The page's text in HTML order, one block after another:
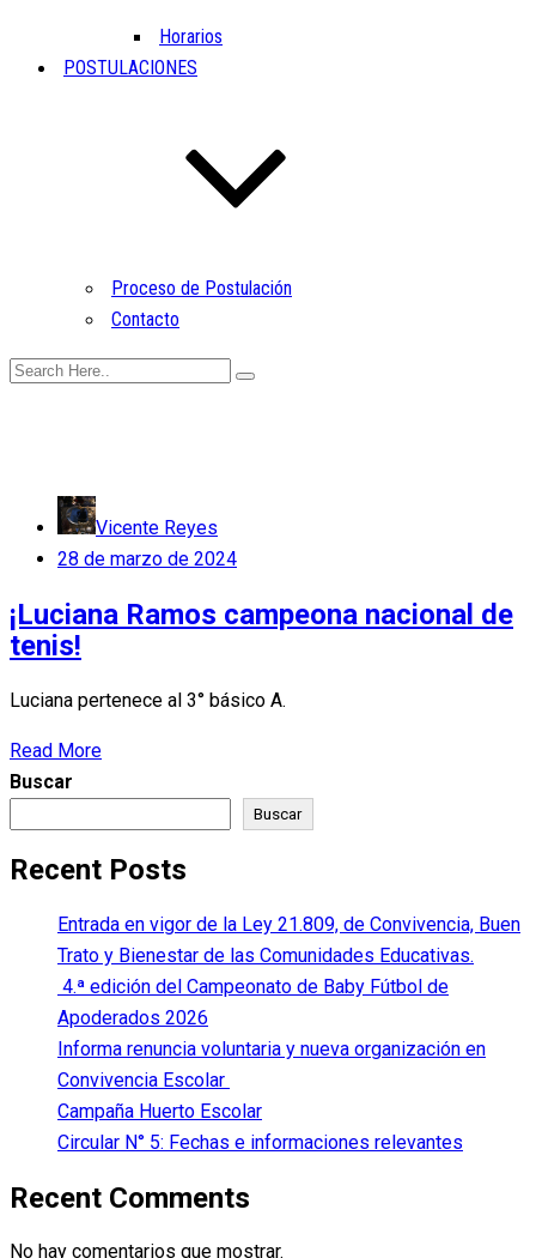
Horarios
POSTULACIONES
Proceso de Postulación
Contacto
Vicente Reyes
Posted
28 de marzo de 2024
¡Luciana Ramos campeona nacional de
tenis!
Luciana pertenece al 3° básico A.
Read More
Buscar
Buscar
Recent Posts
Entrada en vigor de la Ley 21.809, de Convivencia, Buen
Trato y Bienestar de las Comunidades Educativas.
4.ª edición del Campeonato de Baby Fútbol de
Apoderados 2026
Informa renuncia voluntaria y nueva organización en
Convivencia Escolar
Campaña Huerto Escolar
Circular N° 5: Fechas e informaciones relevantes
Recent Comments
No hay comentarios que mostrar.